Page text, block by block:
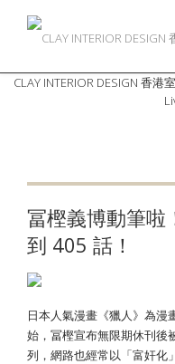
CLAY INTERIOR DESIGN 香
冨樫義博動筆啦
到 405 話！
日本人氣漫畫《獵人》為漫
始，冨樫宣布無限期休刊後
列，網路也經常以「富奸化